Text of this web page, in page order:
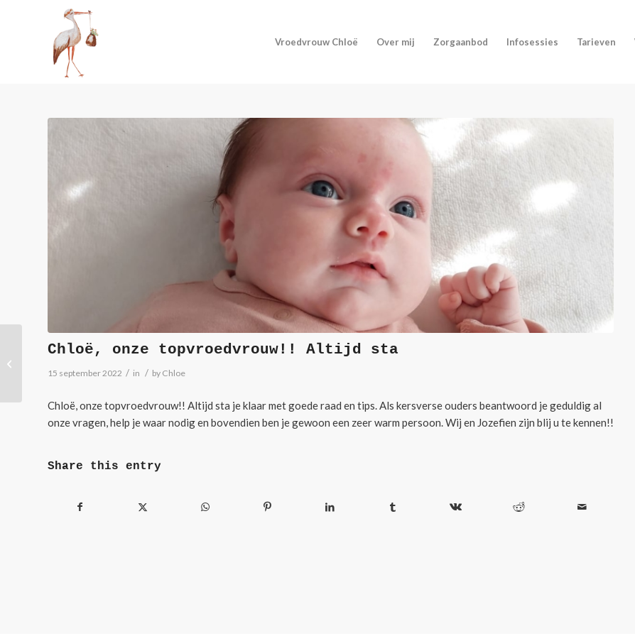
Vroedvrouw Chloë Over mij Zorgaanbod Infosessies Tarieven
Chloë, onze topvroedvrouw!! Altijd sta
15 september 2022 / in / by Chloe
Chloë, onze topvroedvrouw!! Altijd sta je klaar met goede raad en tips. Als kersverse ouders beantwoord je geduldig al
onze vragen, help je waar nodig en bovendien ben je gewoon een zeer warm persoon. Wij en Jozefien zijn blij u te kennen!!
Share this entry
Topvroedvrouw die er
altijd is